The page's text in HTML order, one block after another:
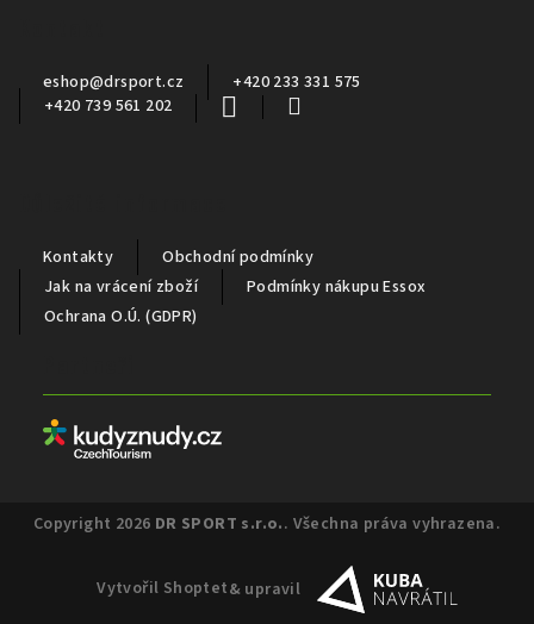
eshop@drsport.cz
+420 233 331 575
+420 739 561 202
Kontakty
Obchodní podmínky
Jak na vrácení zboží
Podmínky nákupu Essox
Ochrana O.Ú. (GDPR)
Copyright 2026 DR SPORT s.r.o.. Všechna práva vyhrazena.
Vytvořil Shoptet& upravil